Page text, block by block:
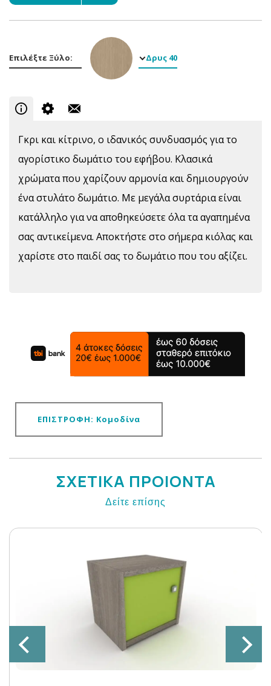
Επιλέξτε Ξύλο: Δρυς 40
Γκρι και κίτρινο, ο ιδανικός συνδυασμός για το
αγορίστικο δωμάτιο του εφήβου. Κλασικά
χρώματα που χαρίζουν αρμονία και δημιουργούν
ένα στυλάτο δωμάτιο. Με μεγάλα συρτάρια είναι
κατάλληλο για να αποθηκεύσετε όλα τα αγαπημένα
σας αντικείμενα. Αποκτήστε στο σήμερα κιόλας και
χαρίστε στο παιδί σας το δωμάτιο που του αξίζει.
ΕΠΙΣΤΡΟΦΗ: Κομοδίνα
ΣΧΕΤΙΚΑ ΠΡΟΙΟΝΤΑ
Δείτε επίσης